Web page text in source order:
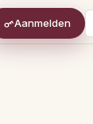
Aanmelden